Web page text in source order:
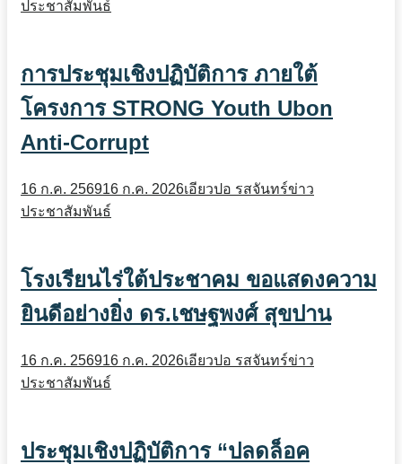
ประชาสัมพันธ์
การประชุมเชิงปฏิบัติการ ภายใต้
โครงการ STRONG Youth Ubon
Anti-Corrupt
16 ก.ค. 256916 ก.ค. 2026เอียวปอ รสจันทร์ข่าว
ประชาสัมพันธ์
โรงเรียนไร่ใต้ประชาคม ขอแสดงความ
ยินดีอย่างยิ่ง ดร.เชษฐพงศ์ สุขปาน
16 ก.ค. 256916 ก.ค. 2026เอียวปอ รสจันทร์ข่าว
ประชาสัมพันธ์
ประชุมเชิงปฏิบัติการ “ปลดล็อค